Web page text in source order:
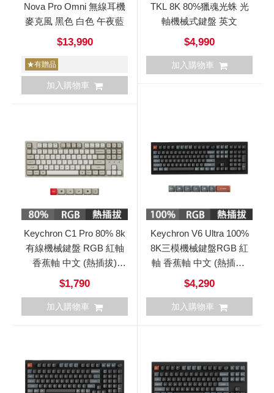
Nova Pro Omni 無線耳機
麥克風 黑色 白色 午夜藍
$13,990
★有贈品
加入購物車
TKL 8K 80%獵魂光蛛 光
軸機械式鍵盤 英文
$4,990
加入購物車
Keychron C1 Pro 80% 8k
有線機械鍵盤 RGB 紅軸
香蕉軸 中文 (熱插拔)
C1Pro
$1,790
加入購物車
Keychron V6 Ultra 100%
8K三模機械鍵盤RGB 紅
軸 香蕉軸 中文 (熱插拔)
V6Ultra
$4,290
加入購物車